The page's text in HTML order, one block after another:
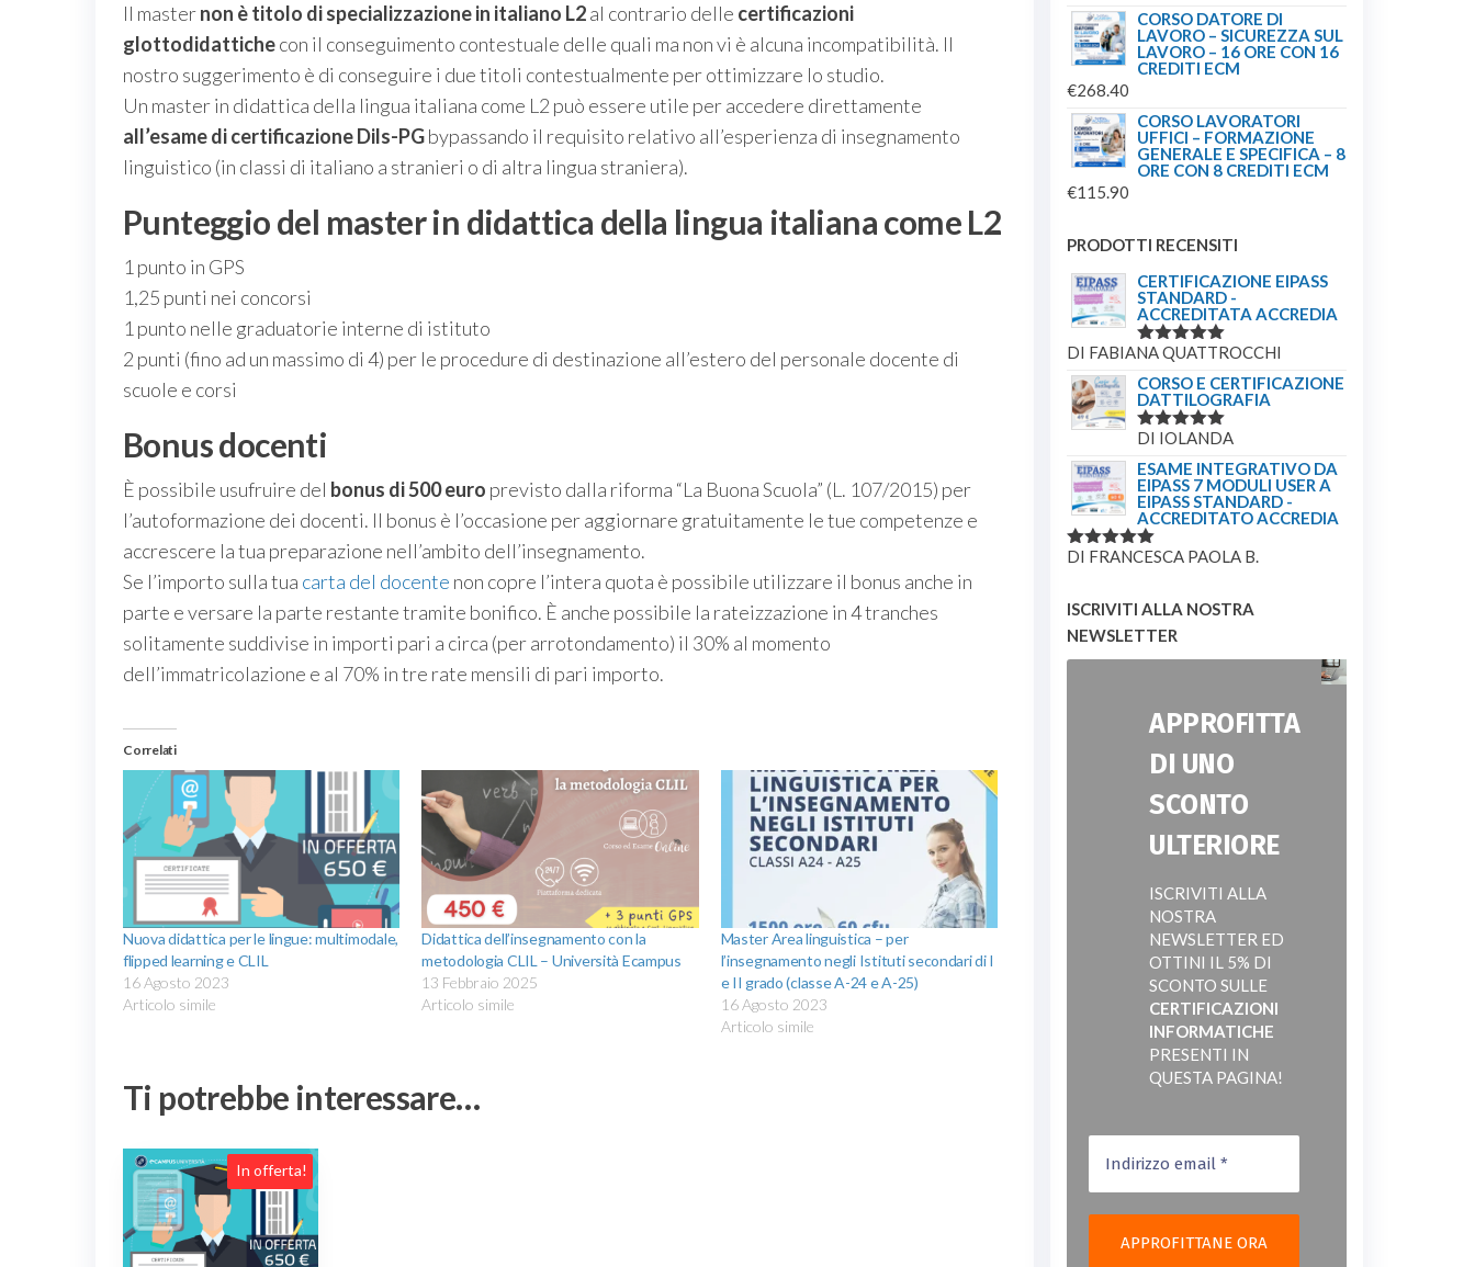
Il masternon è titolo di specializzazione in italiano L2al contrario delle certificazioni
glottodidattichecon il conseguimento contestuale delle quali ma non vi è alcuna incompatibilità. Il
nostro suggerimento è di conseguire i due titoli contestualmente per ottimizzare lo studio.
Un master in didattica della lingua italiana come L2 può essere utile per accedere direttamente
all’esame di certificazione Dils-PGbypassando il requisito relativo all’esperienza di insegnamento
linguistico (in classi di italiano a stranieri o di altra lingua straniera).
Punteggio del master in didattica della lingua italiana come L2
1 punto in GPS
1,25 punti nei concorsi
1 punto nelle graduatorie interne di istituto
2 punti (fino ad un massimo di 4) per le procedure di destinazione all’estero del personale docente di
scuole e corsi
Bonus docenti
È possibile usufruire del bonus di 500 euro previsto dalla riforma “La Buona Scuola” (L. 107/2015) per
l’autoformazione dei docenti. Il bonus è l’occasione per aggiornare gratuitamente le tue competenze e
accrescere la tua preparazione nell’ambito dell’insegnamento.
Se l’importo sulla tua carta del docente non copre l’intera quota è possibile utilizzare il bonus anche in
parte e versare la parte restante tramite bonifico. È anche possibile la rateizzazione in 4 tranches
solitamente suddivise in importi pari a circa (per arrotondamento) il 30% al momento
dell’immatricolazione e al 70% in tre rate mensili di pari importo.
Correlati
Nuova didattica per le lingue: multimodale,
flipped learning e CLIL
16 Agosto 2023
Articolo simile
Didattica dell’insegnamento con la
metodologia CLIL – Università Ecampus
13 Febbraio 2025
Articolo simile
Master Area linguistica – per
l’insegnamento negli Istituti secondari di I
e II grado (classe A-24 e A-25)
16 Agosto 2023
Articolo simile
Ti potrebbe interessare…
In offerta!
CORSO DATORE DI
LAVORO – SICUREZZA SUL
LAVORO – 16 ORE CON 16
CREDITI ECM
€268.40
CORSO LAVORATORI
UFFICI – FORMAZIONE
GENERALE E SPECIFICA – 8
ORE CON 8 CREDITI ECM
€115.90
PRODOTTI RECENSITI
CERTIFICAZIONE EIPASS
STANDARD -
ACCREDITATA ACCREDIA
VALUTATO
DI FABIANA QUATTROCCHI
CORSO E CERTIFICAZIONE
DATTILOGRAFIA
VALUTATO
DI IOLANDA
ESAME INTEGRATIVO DA
EIPASS 7 MODULI USER A
EIPASS STANDARD -
ACCREDITATO ACCREDIA
VALUTATO
DI FRANCESCA PAOLA B.
ISCRIVITI ALLA NOSTRA
NEWSLETTER
APPROFITTA
DI UNO
SCONTO
ULTERIORE
ISCRIVITI ALLA
NOSTRA
NEWSLETTER ED
OTTINI IL 5% DI
SCONTO SULLE
CERTIFICAZIONI
INFORMATICHE
PRESENTI IN
QUESTA PAGINA!